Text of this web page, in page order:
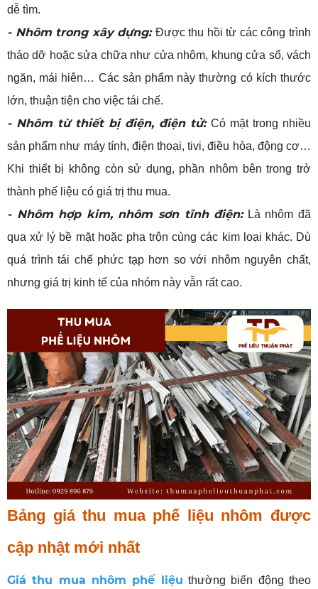
dễ tìm.
- Nhôm trong xây dựng: Được thu hồi từ các công trình
tháo dỡ hoặc sửa chữa như cửa nhôm, khung cửa sổ, vách
ngăn, mái hiên… Các sản phẩm này thường có kích thước
lớn, thuận tiện cho việc tái chế.
- Nhôm từ thiết bị điện, điện tử: Có mặt trong nhiều
sản phẩm như máy tính, điện thoại, tivi, điều hòa, động cơ…
Khi thiết bị không còn sử dụng, phần nhôm bên trong trở
thành phế liệu có giá trị thu mua.
- Nhôm hợp kim, nhôm sơn tĩnh điện:Là nhôm đã
qua xử lý bề mặt hoặc pha trộn cùng các kim loại khác. Dù
quá trình tái chế phức tạp hơn so với nhôm nguyên chất,
nhưng giá trị kinh tế của nhóm này vẫn rất cao.
Bảng giá thu mua phế liệu nhôm được
cập nhật mới nhất
Giá thu mua nhôm phế liệu thường biến động theo